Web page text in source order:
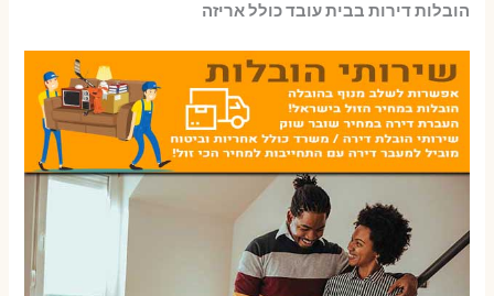
הובלות דירות בבית עובד כולל אריזה